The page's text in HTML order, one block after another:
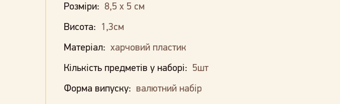
Розміри: 8,5 х 5 см
Висота: 1,3см
Матеріал: харчовий пластик
Кількість предметів у наборі: 5шт
Форма випуску: валютний набір